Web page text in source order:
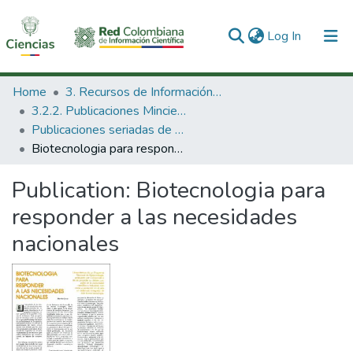
Log In (current)
Communities & Collections
All of DSpace
Statistics
Home
3. Recursos de Información Científica y Tecnológica
3.2.2. Publicaciones Minciencias
Publicaciones seriadas de Minciencias
Biotecnologia para responder a las necesidades nacionales
Publication: Biotecnologia para
responder a las necesidades
nacionales